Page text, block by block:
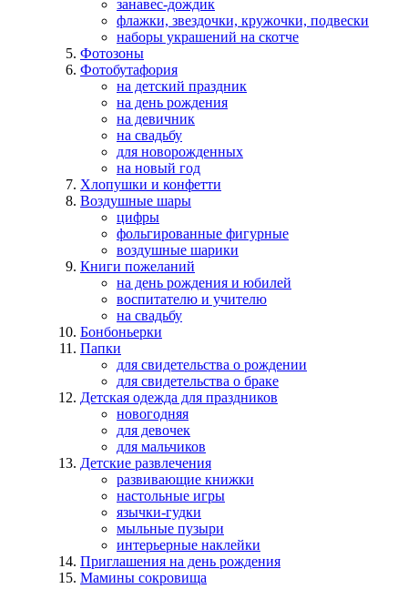
занавес-дождик
флажки, звездочки, кружочки, подвески
наборы украшений на скотче
Фотозоны
Фотобутафория
на детский праздник
на день рождения
на девичник
на свадьбу
для новорожденных
на новый год
Хлопушки и конфетти
Воздушные шары
цифры
фольгированные фигурные
воздушные шарики
Книги пожеланий
на день рождения и юбилей
воспитателю и учителю
на свадьбу
Бонбоньерки
Папки
для свидетельства о рождении
для свидетельства о браке
Детская одежда для праздников
новогодняя
для девочек
для мальчиков
Детские развлечения
развивающие книжки
настольные игры
язычки-гудки
мыльные пузыри
интерьерные наклейки
Приглашения на день рождения
Мамины сокровища